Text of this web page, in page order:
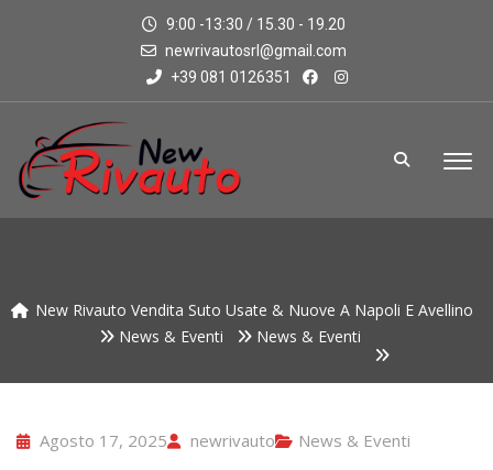
9:00 -13:30 / 15.30 - 19.20
newrivautosrl@gmail.com
+39 081 0126351
New Rivauto Vendita Suto Usate & Nuove A Napoli E Avellino
News & Eventi
News & Eventi
Agosto 17, 2025 newrivauto News & Eventi